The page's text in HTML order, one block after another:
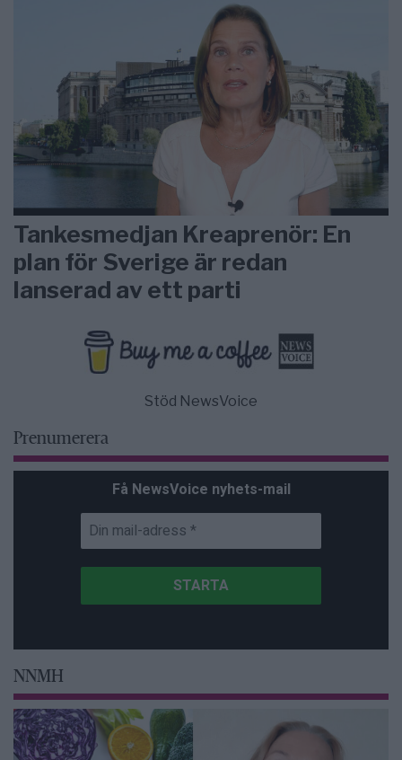
Tankesmedjan Kreaprenör: En
plan för Sverige är redan
lanserad av ett parti
Stöd NewsVoice
Prenumerera
Få NewsVoice nyhets-mail
NNMH